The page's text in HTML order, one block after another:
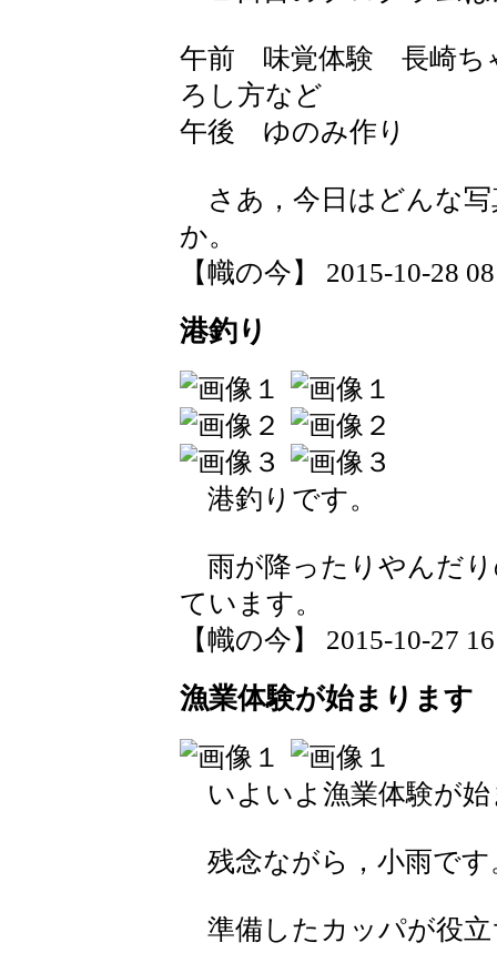
午前 味覚体験 長崎ち
ろし方など
午後 ゆのみ作り
さあ，今日はどんな
か。
【幟の今】 2015-10-28
港釣り
港釣りです。
雨が降ったりやんだり
ています。
【幟の今】 2015-10-27
漁業体験が始まります
いよいよ漁業体験が始
残念ながら，小雨です
準備したカッパが役立